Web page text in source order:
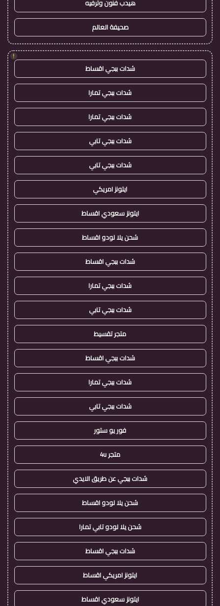
هيدب فنون وترفيه
صحيفة العالم
!
شدات ببجي اقساط
شدات ببجي تمارا
شدات ببجي تمارا
شدات ببجي تابي
شدات ببجي تابي
ايتونز امريكي
ايتونز سعودي اقساط
شحن يلا لودو اقساط
شدات ببجي اقساط
شدات ببجي تمارا
شدات ببجي تابي
متجر تقسيط
شدات ببجي اقساط
شدات ببجي تمارا
شدات ببجي تابي
فور يو ستور
متجر 4u
شدات ببجي عن طريق الايدي
شحن يلا لودو اقساط
شحن يلا لودو تابي تمارا
شدات ببجي اقساط
ايتونز امريكي اقساط
ايتونز سعودي اقساط